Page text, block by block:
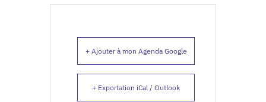
+ Ajouter à mon Agenda Google
+ Exportation iCal / Outlook